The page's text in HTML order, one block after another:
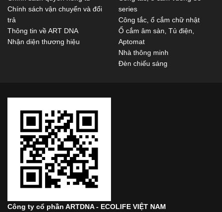
Chính sách vận chuyển và đổi
trả
Thông tin về ART DNA
Nhận diện thương hiệu
series
Công tắc, ổ cắm chữ nhật
Ổ cắm âm sàn, Tủ điện,
Aptomat
Nhà thông minh
Đèn chiếu sáng
Công ty cổ phần ARTDNA - ECOLIFE VIỆT NAM